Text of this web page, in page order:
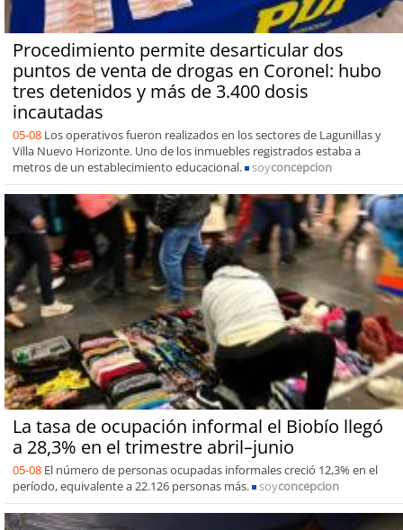
Procedimiento permite desarticular dos
puntos de venta de drogas en Coronel: hubo
tres detenidos y más de 3.400 dosis
incautadas
05-08 Los operativos fueron realizados en los sectores de Lagunillas y
Villa Nuevo Horizonte. Uno de los inmuebles registrados estaba a
metros de un establecimiento educacional.
soyconcepcion
La tasa de ocupación informal el Biobío llegó
a 28,3% en el trimestre abril–junio
05-08 El número de personas ocupadas informales creció 12,3% en el
período, equivalente a 22.126 personas más.
soyconcepcion